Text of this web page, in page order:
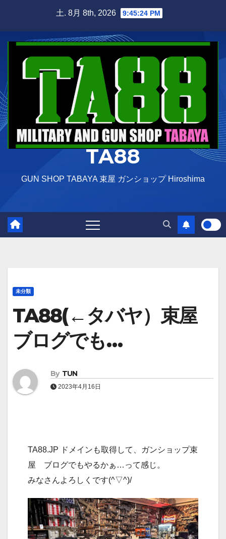
土. 8月 8th, 2026 9:45:25 PM
TA88
GUN SHOP TABAYA 束屋 ガンショップ Hiroshima
未分類
TA88(←タバヤ）束屋
ブログでも…
By TUN
2023年4月16日
TA88.JP ドメインも取得して、ガンショップ束
屋 ブログでもやるかぁ…って感じ。
みなさんよろしくです(^▽^)/